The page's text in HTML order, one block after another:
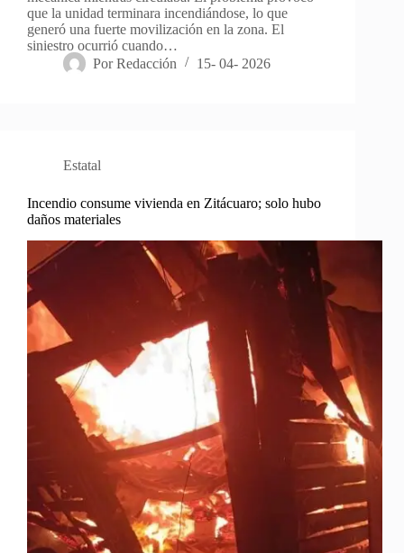
que la unidad terminara incendiándose, lo que
generó una fuerte movilización en la zona. El
siniestro ocurrió cuando…
Por Redacción 15- 04- 2026
Estatal
Incendio consume vivienda en Zitácuaro; solo hubo
daños materiales